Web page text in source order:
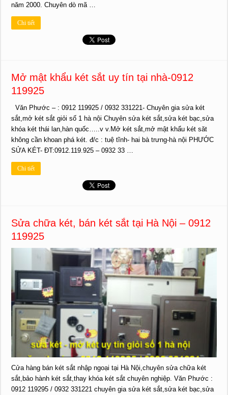
năm 2000. Chuyên dò mã …
Chi tiết
Mở mật khẩu két sắt uy tín tại nhà-0912
119925
Văn Phước – : 0912 119925 / 0932 331221- Chuyên gia sửa két
sắt,mở két sắt giỏi số 1 hà nội Chuyên sửa két sắt,sửa két bạc,sửa
khóa két thái lan,hàn quốc…..v v.Mở két sắt,mở mật khẩu két săt
không cần khoan phá két. đ/c : tuệ tĩnh- hai bà trưng-hà nội PHƯỚC
SỬA KÉT- ĐT:0912.119.925 – 0932 33 …
Chi tiết
Sửa chữa két, bán két sắt tại Hà Nội – 0912
119925
Cửa hàng bán két sắt nhập ngoại tại Hà Nội,chuyên sửa chữa két
sắt,bảo hành két sắt,thay khóa két sắt chuyên nghiệp. Văn Phước :
0912 119295 / 0932 331221 chuyên gia sửa két sắt,sửa két bạc,sửa